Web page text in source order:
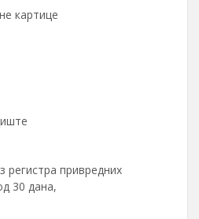
картице
регистра привредних
30 дана,